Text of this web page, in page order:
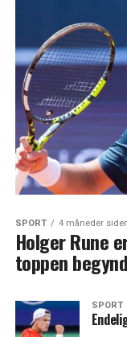
SPORT 4 måneder
Holger Rune
toppen
SPORT